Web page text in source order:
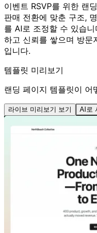
이벤트 RSVP를 위한 랜
판매 전환에 맞춘 구조,
를 AI로 조정할 수 있습
하고 신뢰를 쌓으며 방문
입니다.
템플릿 미리보기
랜딩 페이지 템플릿이 어
라이브 미리보기 보기 AI로